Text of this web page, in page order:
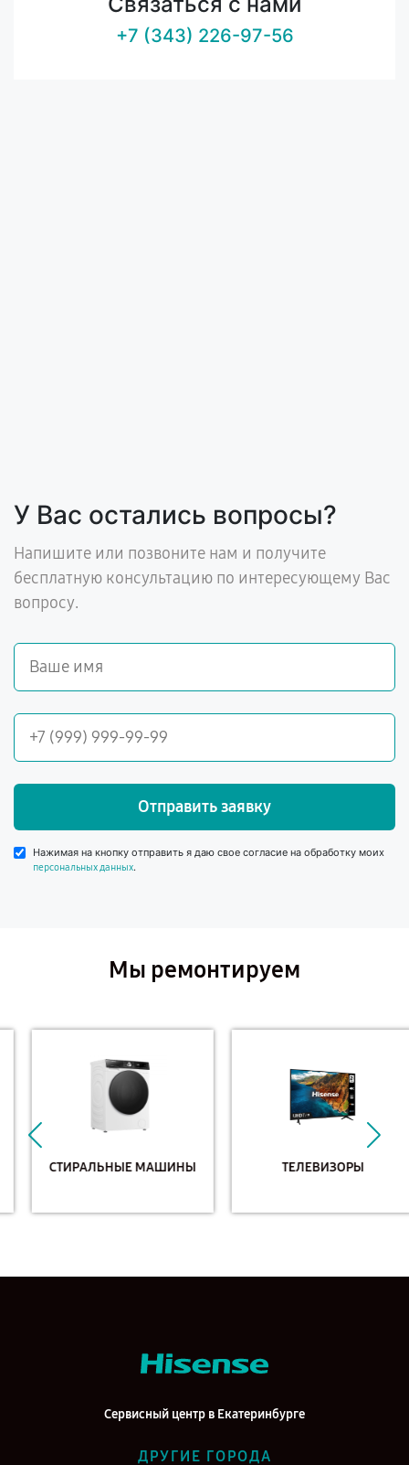
+7 (343) 226-97-56
У Вас остались вопросы?
Напишите или позвоните нам и получите
бесплатную консультацию по интересующему Вас
вопросу.
Отправить заявку
Нажимая на кнопку отправить я даю свое согласие на обработку моих
персональных данных.
Мы ремонтируем
СТИРАЛЬНЫЕ МАШИНЫ ТЕЛЕВИЗОРЫ
Сервисный центр в Екатеринбурге
ДРУГИЕ ГОРОДА